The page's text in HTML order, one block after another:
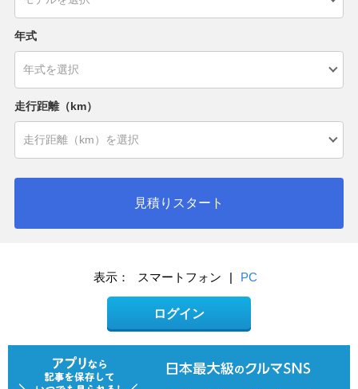
年式
走行距離（km）
見積りスタート
表示： スマートフォン | PC
ログイン